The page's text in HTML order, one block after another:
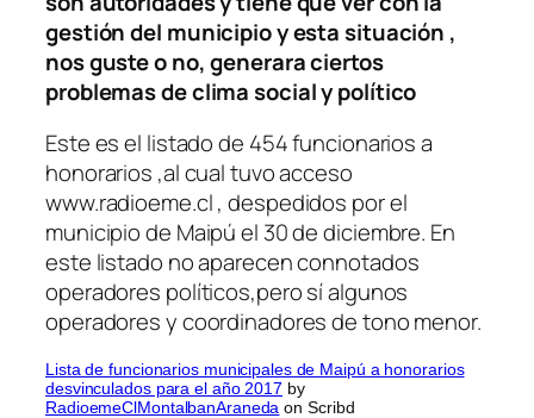
gestión del municipio y esta situación ,
nos guste o no, generara ciertos
problemas de clima social y político
Este es el listado de 454 funcionarios a
honorarios ,al cual tuvo acceso
www.radioeme.cl , despedidos por el
municipio de Maipú el 30 de diciembre. En
este listado no aparecen connotados
operadores políticos,pero sí algunos
operadores y coordinadores de tono menor.
Lista de funcionarios municipales de Maipú a honorarios
desvinculados para el año 2017 by
RadioemeClMontalbanAraneda on Scribd